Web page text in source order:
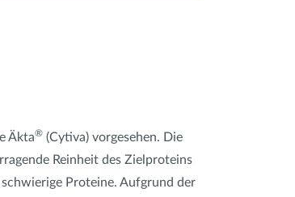
Äkta® (Cytiva) vorgesehen. Die
Reinheit des Zielproteins
Proteine. Aufgrund der